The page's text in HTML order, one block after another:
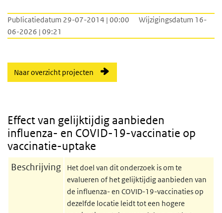
Publicatiedatum 29-07-2014 | 00:00
Wijzigingsdatum 16-
06-2026 | 09:21
Naar overzicht projecten
Effect van gelijktijdig aanbieden
influenza- en COVID-19-vaccinatie op
vaccinatie-uptake
Beschrijving
Het doel van dit onderzoek is om te
evalueren of het gelijktijdig aanbieden van
de influenza- en COVID-19-vaccinaties op
dezelfde locatie leidt tot een hogere